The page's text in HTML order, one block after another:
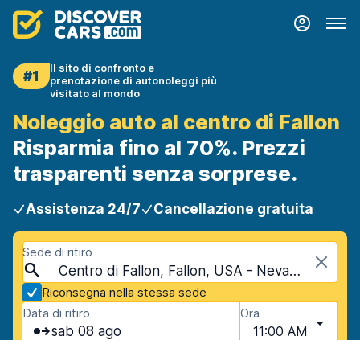
#1
Il sito di confronto e
prenotazione di autonoleggi più
visitato al mondo
Noleggio auto al centro di Fallon
Risparmia fino al 70%. Prezzi
trasparenti senza sorprese.
Assistenza 24/7 Cancellazione gratuita
Sede di ritiro
Centro di Fallon, Fallon, USA - Nevada
Riconsegna nella stessa sede
Data di ritiro
sab 08 ago
Ora
11:00 AM